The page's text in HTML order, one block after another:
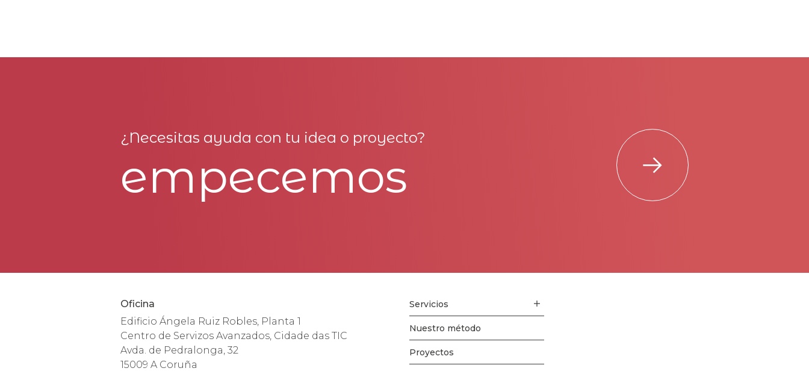
¿Necesitas ayuda con tu idea o proyecto?
empecemos
Oficina
Edificio Ángela Ruiz Robles, Planta 1
Centro de Servizos Avanzados, Cidade das TIC
Avda. de Pedralonga, 32
15009 A Coruña
Servicios
Nuestro método
Proyectos